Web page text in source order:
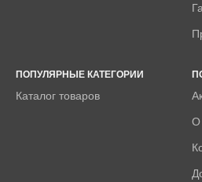
ПОПУЛЯРНЫЕ КАТЕГОРИИ
Каталог товаров
О